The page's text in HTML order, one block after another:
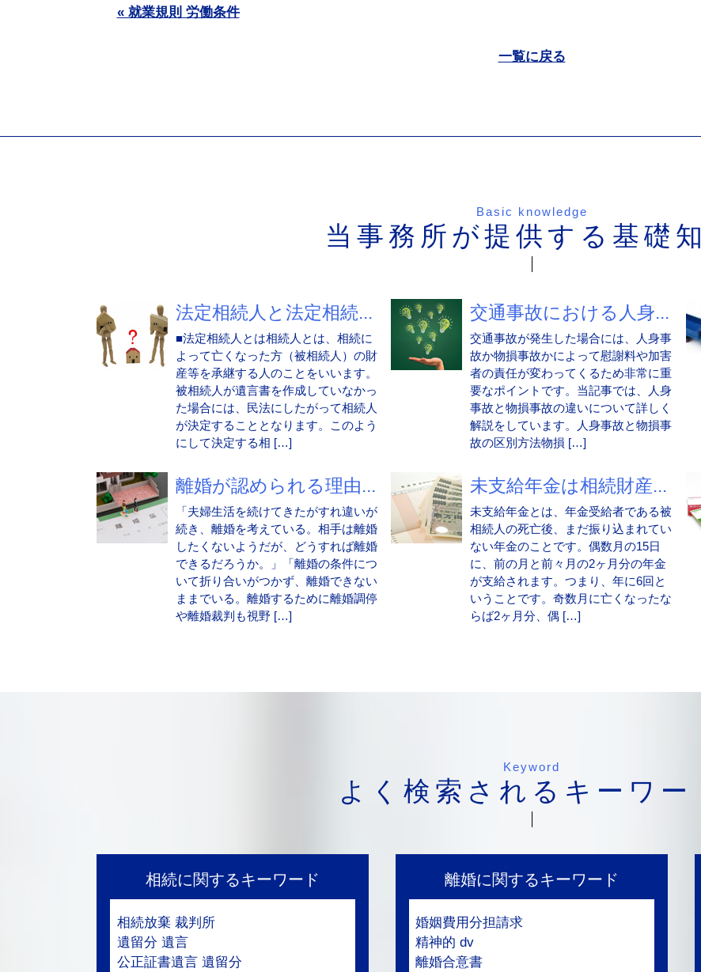
« 就業規則 労働条件
一覧に戻る
Basic knowledge
当事務所が提供する基礎
法定相続人と法定相続...
■法定相続人とは相続人とは、相続に
よって亡くなった方（被相続人）の財
産等を承継する人のことをいいます。
被相続人が遺言書を作成していなかっ
た場合には、民法にしたがって相続人
が決定することとなります。このよう
にして決定する相 […]
交通事故における人身...
交通事故が発生した場合には、人身事
故か物損事故かによって慰謝料や加害
者の責任が変わってくるため非常に重
要なポイントです。当記事では、人身
事故と物損事故の違いについて詳しく
解説をしています。人身事故と物損事
故の区別方法物損 […]
離婚が認められる理由...
「夫婦生活を続けてきたがすれ違いが
続き、離婚を考えている。相手は離婚
したくないようだが、どうすれば離婚
できるだろうか。」「離婚の条件につ
いて折り合いがつかず、離婚できない
ままでいる。離婚するために離婚調停
や離婚裁判も視野 […]
未支給年金は相続財産...
未支給年金とは、年金受給者である被
相続人の死亡後、まだ振り込まれてい
ない年金のことです。偶数月の15日
に、前の月と前々月の2ヶ月分の年金
が支給されます。つまり、年に6回と
いうことです。奇数月に亡くなったな
らば2ヶ月分、偶 […]
Keyword
よく検索されるキーワー
相続に関するキーワード
相続放棄 裁判所
遺留分 遺言
公正証書遺言 遺留分
離婚に関するキーワード
婚姻費用分担請求
精神的 dv
離婚合意書